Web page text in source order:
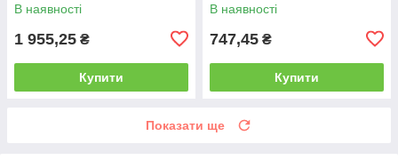
В наявності
1 955,25 ₴
Купити
В наявності
747,45 ₴
Купити
Показати ще